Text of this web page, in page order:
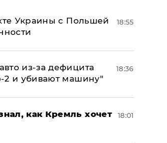
Украины с Польшей
18:55
из-за дефицита
2 и убивают машину"
18:36
как Кремль хочет
18:01